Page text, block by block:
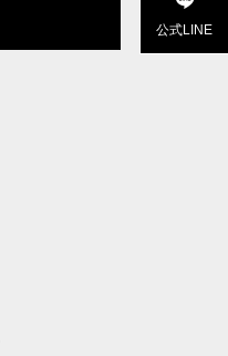
公式LINE